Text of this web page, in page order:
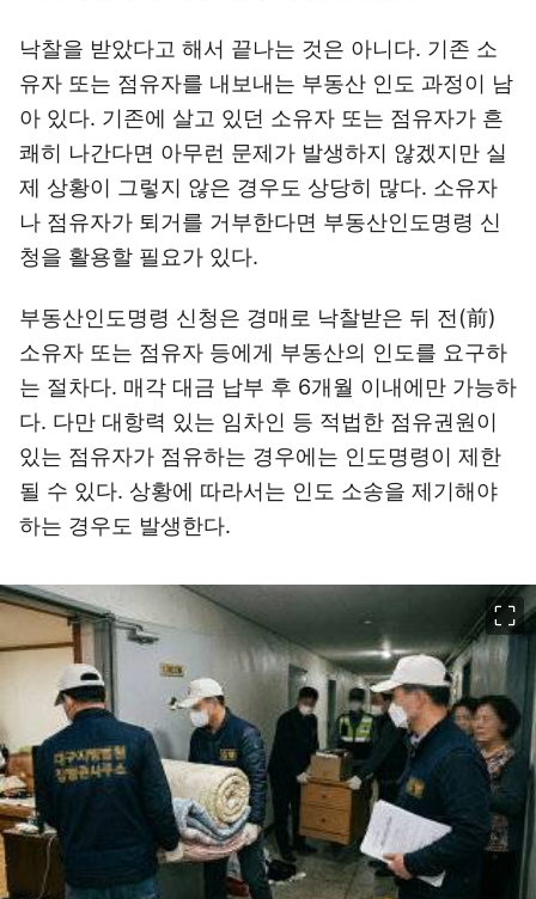
낙찰을 받았다고 해서 끝나는 것은 아니다. 기존 소
유자 또는 점유자를 내보내는 부동산 인도 과정이 남
아 있다. 기존에 살고 있던 소유자 또는 점유자가 흔
쾌히 나간다면 아무런 문제가 발생하지 않겠지만 실
제 상황이 그렇지 않은 경우도 상당히 많다. 소유자
나 점유자가 퇴거를 거부한다면 부동산인도명령 신
청을 활용할 필요가 있다.
부동산인도명령 신청은 경매로 낙찰받은 뒤 전(前)
소유자 또는 점유자 등에게 부동산의 인도를 요구하
는 절차다. 매각 대금 납부 후 6개월 이내에만 가능하
다. 다만 대항력 있는 임차인 등 적법한 점유권원이
있는 점유자가 점유하는 경우에는 인도명령이 제한
될 수 있다. 상황에 따라서는 인도 소송을 제기해야
하는 경우도 발생한다.